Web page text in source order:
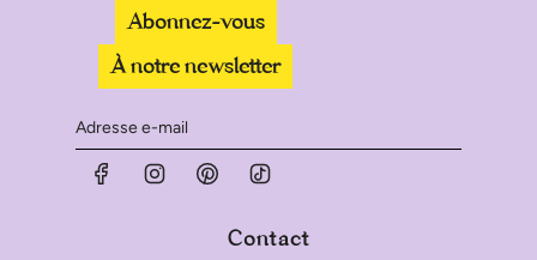
Abonnez-vous
À notre newsletter
Contact